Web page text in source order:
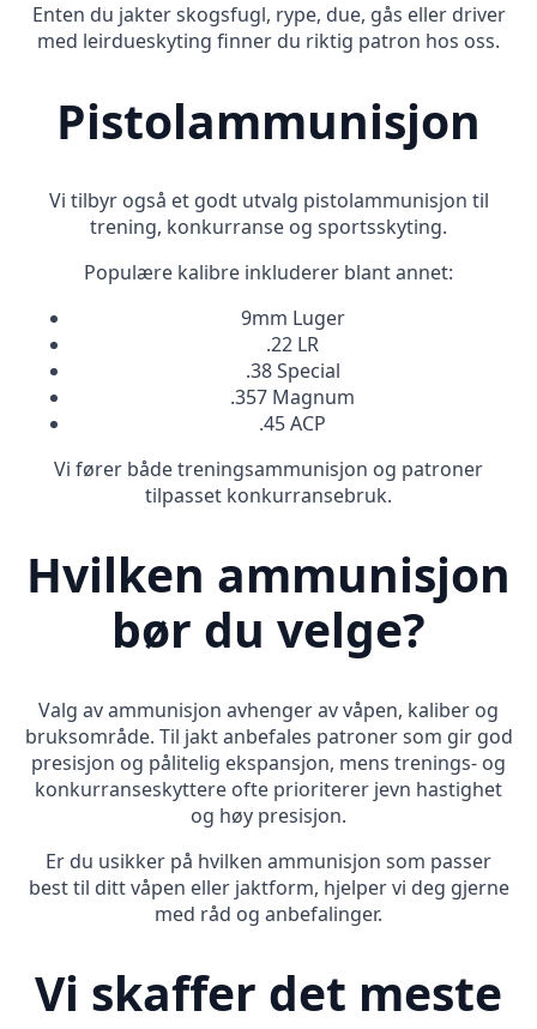
Enten du jakter skogsfugl, rype, due, gås eller driver
med leirdueskyting finner du riktig patron hos oss.
Pistolammunisjon
Vi tilbyr også et godt utvalg pistolammunisjon til
trening, konkurranse og sportsskyting.
Populære kalibre inkluderer blant annet:
9mm Luger
.22 LR
.38 Special
.357 Magnum
.45 ACP
Vi fører både treningsammunisjon og patroner
tilpasset konkurransebruk.
Hvilken ammunisjon
bør du velge?
Valg av ammunisjon avhenger av våpen, kaliber og
bruksområde. Til jakt anbefales patroner som gir god
presisjon og pålitelig ekspansjon, mens trenings- og
konkurranseskyttere ofte prioriterer jevn hastighet
og høy presisjon.
Er du usikker på hvilken ammunisjon som passer
best til ditt våpen eller jaktform, hjelper vi deg gjerne
med råd og anbefalinger.
Vi skaffer det meste